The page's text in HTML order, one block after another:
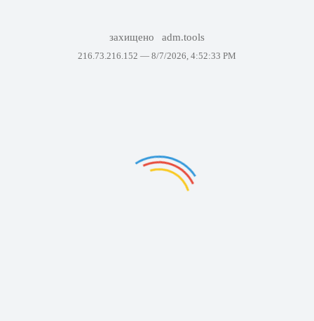
захищено adm.tools
216.73.216.152 — 8/7/2026, 4:52:33 PM